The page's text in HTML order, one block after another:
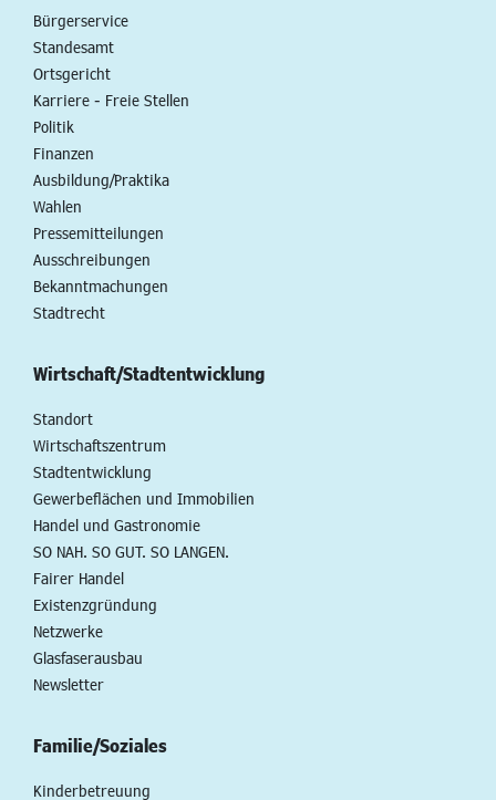
Bürgerservice
Standesamt
Ortsgericht
Karriere - Freie Stellen
Politik
Finanzen
Ausbildung/Praktika
Wahlen
Pressemitteilungen
Ausschreibungen
Bekanntmachungen
Stadtrecht
Wirtschaft/Stadtentwicklung
Standort
Wirtschaftszentrum
Stadtentwicklung
Gewerbeflächen und Immobilien
Handel und Gastronomie
SO NAH. SO GUT. SO LANGEN.
Fairer Handel
Existenzgründung
Netzwerke
Glasfaserausbau
Newsletter
Familie/Soziales
Kinderbetreuung